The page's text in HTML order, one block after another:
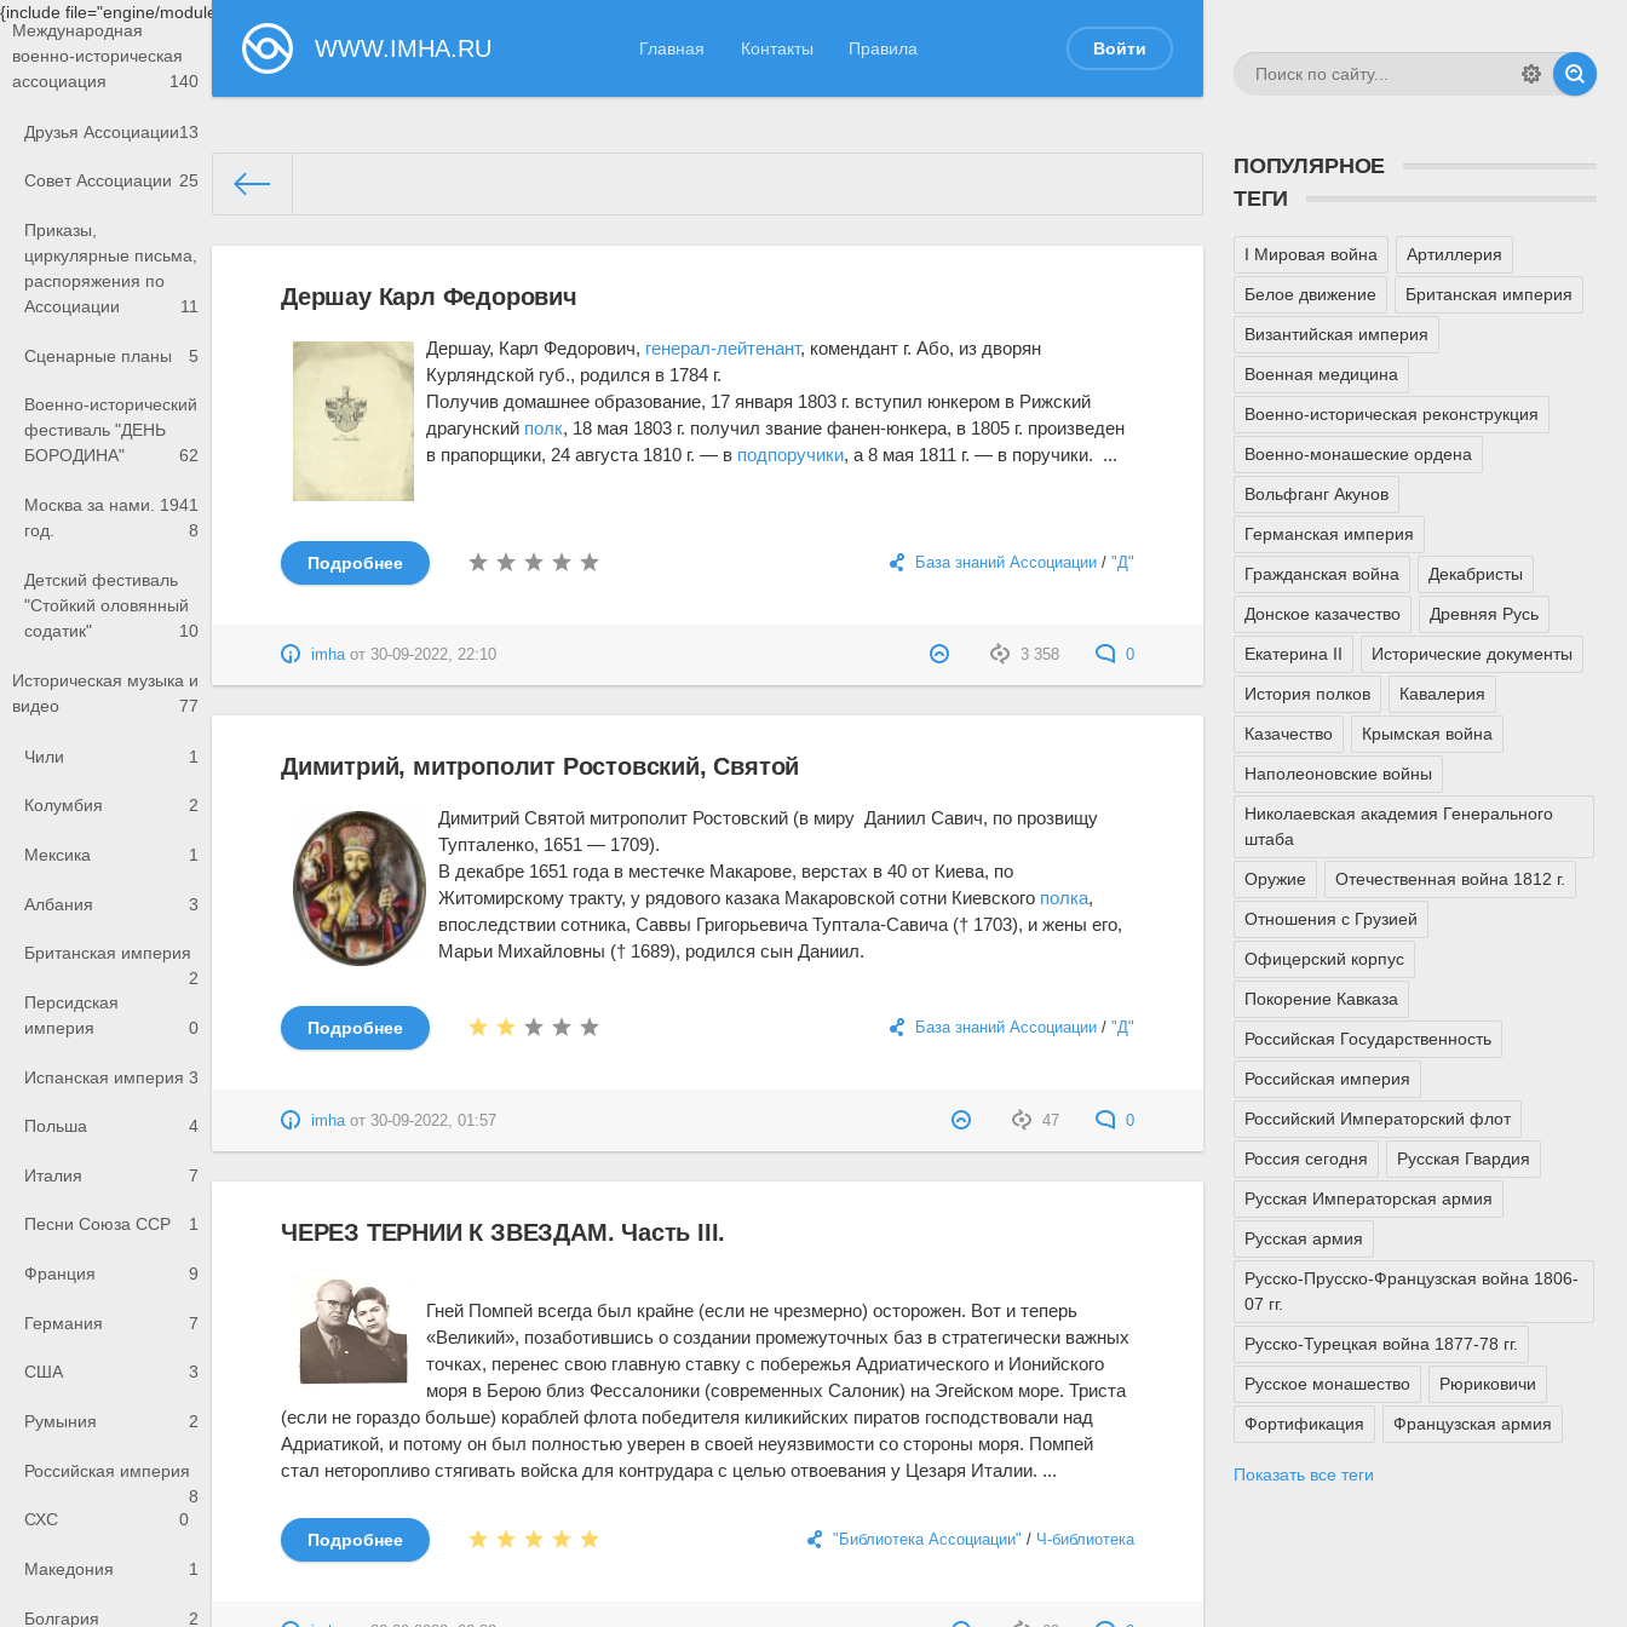
{include file="engine/modules/saperu/head.php"}
WWW.IMHA.RU Главная Контакты Правила Войти
Международная
военно-историческая
ассоциация
140
Друзья Ассоциации13
Совет Ассоциации 25
Приказы,
циркулярные письма,
распоряжения по
Ассоциации
11
Сценарные планы 5
Военно-исторический
фестиваль "ДЕНЬ
БОРОДИНА"
62
Москва за нами. 1941
год.
8
Детский фестиваль
"Стойкий оловянный
содатик"
10
Историческая музыка и
видео
77
Чили 1
Колумбия 2
Мексика 1
Албания 3
Британская империя
2
Персидская
империя
0
Испанская империя 3
Польша 4
Италия 7
Песни Союза ССР 1
Франция 9
Германия 7
США 3
Румыния 2
Российская империя
8
СХС
0
Македония 1
Болгария 2
www.imha.ru/» Материалы за 30.09.2022
Дершау Карл Федорович
Дершау, Карл Федорович, генерал-лейтенант, комендант г. Або, из дворян
Курляндской губ., родился в 1784 г.
Получив домашнее образование, 17 января 1803 г. вступил юнкером в Рижский
драгунский полк, 18 мая 1803 г. получил звание фанен-юнкера, в 1805 г. произведен
в прапорщики, 24 августа 1810 г. — в подпоручики, а 8 мая 1811 г. — в поручики. ...
База знаний Ассоциации/ "Д"
Подробнее
3 358 0
imhaот 30-09-2022, 22:10
Димитрий, митрополит Ростовский, Святой
Димитрий Святой митрополит Ростовский (в миру Даниил Савич, по прозвищу
Тупталенко, 1651 — 1709).
В декабре 1651 года в местечке Макарове, верстах в 40 от Киева, по
Житомирскому тракту, у рядового казака Макаровской сотни Киевского полка,
впоследствии сотника, Саввы Григорьевича Туптала-Савича († 1703), и жены его,
Марьи Михайловны († 1689), родился сын Даниил.
База знаний Ассоциации/ "Д"
Подробнее
47 0
imha от 30-09-2022, 01:57
ЧЕРЕЗ ТЕРНИИ К ЗВЕЗДАМ. Часть III.
Гней Помпей всегда был крайне (если не чрезмерно) осторожен. Вот и теперь
«Великий», позаботившись о создании промежуточных баз в стратегически важных
точках, перенес свою главную ставку с побережья Адриатического и Ионийского
моря в Берою близ Фессалоники (современных Салоник) на Эгейском море. Триста
(если не гораздо больше) кораблей флота победителя киликийских пиратов господствовали над
Адриатикой, и потому он был полностью уверен в своей неуязвимости со стороны моря. Помпей
стал неторопливо стягивать войска для контрудара с целью отвоевания у Цезаря Италии. ...
"Библиотека Ассоциации" / Ч-библиотека
Подробнее
ПОПУЛЯРНОЕ
ТЕГИ
I Мировая война Артиллерия
Белое движение Британская империя
Византийская империя
Военная медицина
Военно-историческая реконструкция
Военно-монашеские ордена
Вольфганг Акунов
Германская империя
Гражданская война Декабристы
Донское казачество Древняя Русь
Екатерина II Исторические документы
История полков Кавалерия
Казачество Крымская война
Наполеоновские войны
Николаевская академия Генерального
штаба
Оружие Отечественная война 1812 г.
Отношения с Грузией
Офицерский корпус
Покорение Кавказа
Российская Государственность
Российская империя
Российский Императорский флот
Россия сегодня Русская Гвардия
Русская Императорская армия
Русская армия
Русско-Прусско-Французская война 1806-
07 гг.
Русско-Турецкая война 1877-78 гг.
Русское монашество Рюриковичи
Фортификация Французская армия
Показать все теги